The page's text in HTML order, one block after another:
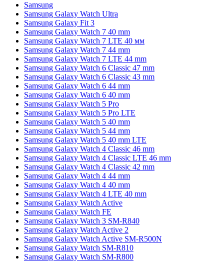
Samsung
Samsung Galaxy Watch Ultra
Samsung Galaxy Fit 3
Samsung Galaxy Watch 7 40 mm
Samsung Galaxy Watch 7 LTE 40 мм
Samsung Galaxy Watch 7 44 mm
Samsung Galaxy Watch 7 LTE 44 mm
Samsung Galaxy Watch 6 Classic 47 mm
Samsung Galaxy Watch 6 Classic 43 mm
Samsung Galaxy Watch 6 44 mm
Samsung Galaxy Watch 6 40 mm
Samsung Galaxy Watch 5 Pro
Samsung Galaxy Watch 5 Pro LTE
Samsung Galaxy Watch 5 40 mm
Samsung Galaxy Watch 5 44 mm
Samsung Galaxy Watch 5 40 mm LTE
Samsung Galaxy Watch 4 Classic 46 mm
Samsung Galaxy Watch 4 Classic LTE 46 mm
Samsung Galaxy Watch 4 Classic 42 mm
Samsung Galaxy Watch 4 44 mm
Samsung Galaxy Watch 4 40 mm
Samsung Galaxy Watch 4 LTE 40 mm
Samsung Galaxy Watch Active
Samsung Galaxy Watch FE
Samsung Galaxy Watch 3 SM-R840
Samsung Galaxy Watch Active 2
Samsung Galaxy Watch Active SM-R500N
Samsung Galaxy Watch SM-R810
Samsung Galaxy Watch SM-R800